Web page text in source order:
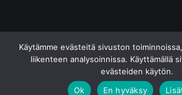
Käytämme evästeitä sivuston
liikenteen analysoinnissa. Käyttämällä
evästeiden käytön.
Ok
En hyväksy